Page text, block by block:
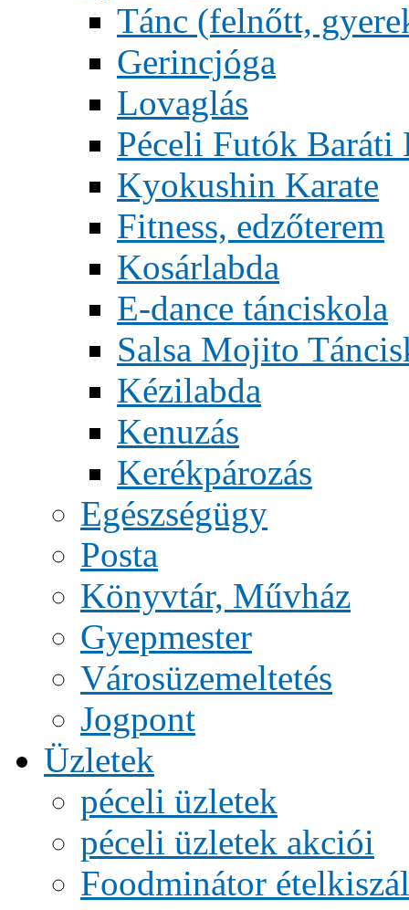
Tánc (felnőtt,
Gerincjóga
Lovaglás
Péceli Futók Baráti
Kyokushin Karate
Fitness, edzőterem
Kosárlabda
E-dance tánciskola
Salsa Mojito
Kézilabda
Kenuzás
Kerékpározás
Egészségügy
Posta
Könyvtár, Művház
Gyepmester
Városüzemeltetés
Jogpont
Üzletek
péceli üzletek
péceli üzletek akciói
Foodminátor